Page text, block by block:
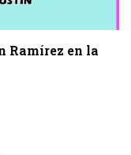
Ramírez en la